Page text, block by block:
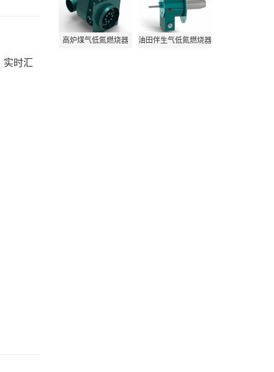
实时汇
高炉煤气低氮燃烧器 油田伴生气低氮燃烧器